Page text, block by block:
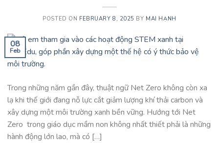
POSTED ON FEBRUARY 8, 2025 BY MAI HẠNH
08
Feb
Trong những năm gần đây, thuật ngữ Net Zero không còn xa
lạ khi thế giới đang nỗ lực cắt giảm lượng khí thải carbon và
xây dựng một môi trường xanh bền vững. Hướng tới Net
Zero trong giáo dục mầm non không nhất thiết phải là những
hành động lớn lao, mà có […]